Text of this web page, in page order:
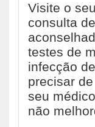
Visite o
consulta
testes de
infecção
precisar
seu
não